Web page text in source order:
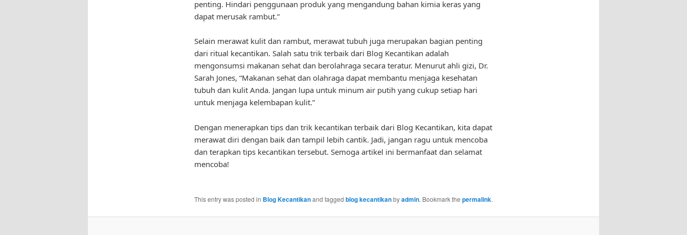
penting. Hindari penggunaan produk yang mengandung bahan kimia keras yang
dapat merusak rambut.”
Selain merawat kulit dan rambut, merawat tubuh juga merupakan bagian penting
dari ritual kecantikan. Salah satu trik terbaik dari Blog Kecantikan adalah
mengonsumsi makanan sehat dan berolahraga secara teratur. Menurut ahli gizi, Dr.
Sarah Jones, “Makanan sehat dan olahraga dapat membantu menjaga kesehatan
tubuh dan kulit Anda. Jangan lupa untuk minum air putih yang cukup setiap hari
untuk menjaga kelembapan kulit.”
Dengan menerapkan tips dan trik kecantikan terbaik dari Blog Kecantikan, kita dapat
merawat diri dengan baik dan tampil lebih cantik. Jadi, jangan ragu untuk mencoba
dan terapkan tips kecantikan tersebut. Semoga artikel ini bermanfaat dan selamat
mencoba!
This entry was posted in Blog Kecantikanand tagged blog kecantikanbyadmin. Bookmark the permalink.